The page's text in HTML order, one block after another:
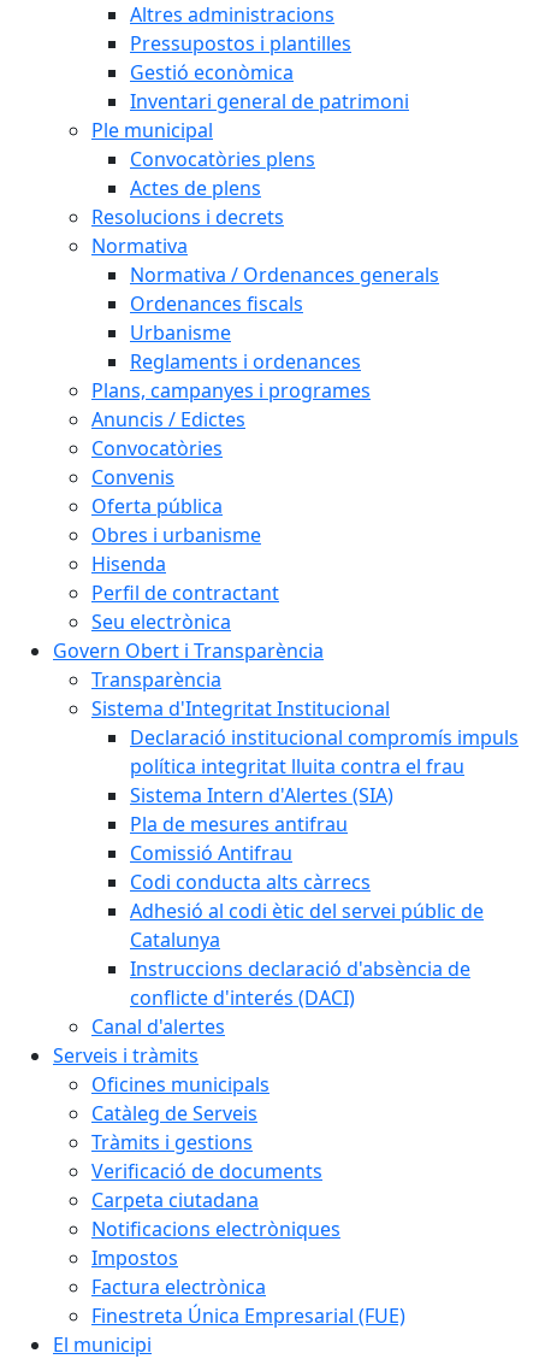
Altres administracions
Pressupostos i plantilles
Gestió econòmica
Inventari general de patrimoni
Ple municipal
Convocatòries plens
Actes de plens
Resolucions i decrets
Normativa
Normativa / Ordenances generals
Ordenances fiscals
Urbanisme
Reglaments i ordenances
Plans, campanyes i programes
Anuncis / Edictes
Convocatòries
Convenis
Oferta pública
Obres i urbanisme
Hisenda
Perfil de contractant
Seu electrònica
Govern Obert i Transparència
Transparència
Sistema d'Integritat Institucional
Declaració institucional compromís impuls
política integritat lluita contra el frau
Sistema Intern d'Alertes (SIA)
Pla de mesures antifrau
Comissió Antifrau
Codi conducta alts càrrecs
Adhesió al codi ètic del servei públic de
Catalunya
Instruccions declaració d'absència de
conflicte d'interés (DACI)
Canal d'alertes
Serveis i tràmits
Oficines municipals
Catàleg de Serveis
Tràmits i gestions
Verificació de documents
Carpeta ciutadana
Notificacions electròniques
Impostos
Factura electrònica
Finestreta Única Empresarial (FUE)
El municipi